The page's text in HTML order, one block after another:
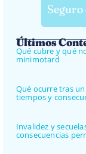
Últimos
Qué cubre y qué
minimotard
Qué ocurre tras
tiempos y
Invalidez y
consecuencias